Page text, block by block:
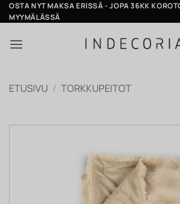
Skip
to
OSTA NYT MAKSA ERISSÄ - JOPA 36KK
MYYMÄLÄSSÄ
ETUSIVU / TORKKUPEITOT